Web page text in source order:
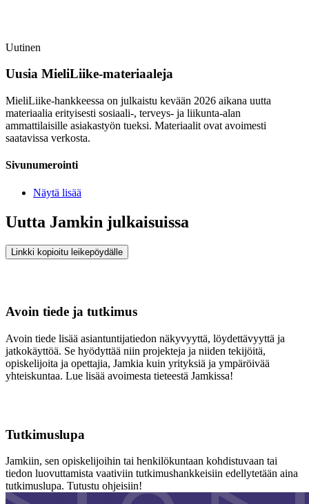
Uutinen
Uusia MieliLiike-materiaaleja
MieliLiike-hankkeessa on julkaistu kevään 2026 aikana uutta
materiaalia erityisesti sosiaali-, terveys- ja liikunta-alan
ammattilaisille asiakastyön tueksi. Materiaalit ovat avoimesti
saatavissa verkosta.
Sivunumerointi
Näytä lisää
Uutta Jamkin julkaisuissa
Linkki kopioitu leikepöydälle
Avoin tiede ja tutkimus
Avoin tiede lisää asiantuntijatiedon näkyvyyttä, löydettävyyttä ja
jatkokäyttöä. Se hyödyttää niin projekteja ja niiden tekijöitä,
opiskelijoita ja opettajia, Jamkia kuin yrityksiä ja ympäröivää
yhteiskuntaa. Lue lisää avoimesta tieteestä Jamkissa!
Tutkimuslupa
Jamkiin, sen opiskelijoihin tai henkilökuntaan kohdistuvaan tai
tiedon luovuttamista vaativiin tutkimushankkeisiin edellytetään aina
tutkimuslupa. Tutustu ohjeisiin!